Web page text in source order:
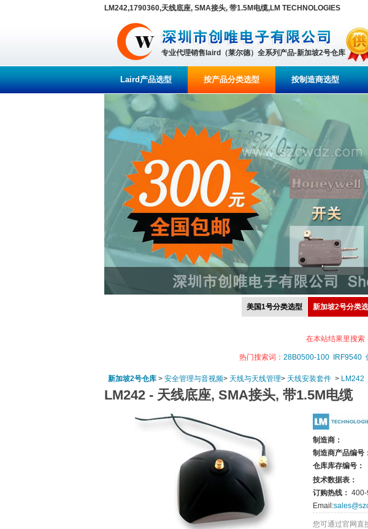
LM242,1790360,天线底座, SMA接头, 带1.5M电缆,LM TECHNOLOGIES
专业代理销售laird（莱尔德）全系列产品-新加坡2号仓库
Laird产品选型 按产品分类选型 按制造商选型
美国1号分类选型 新加坡2号分类
在本站结果里搜索
热门搜索词： 28B0500-100 IRF9540
新加坡2号仓库 > 安全管理与音视频> 天线与天线管理> 天线安装套件 > LM242
LM242 - 天线底座, SMA接头, 带1.5M电缆
制造商：
制造商产品编号
仓库库存编号：
技术数据表：
订购热线：
Email:
您可通过官网直